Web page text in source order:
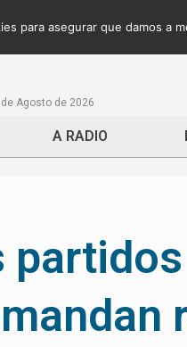
Agosto de 2026
A RADIO
para asegurar que damos a